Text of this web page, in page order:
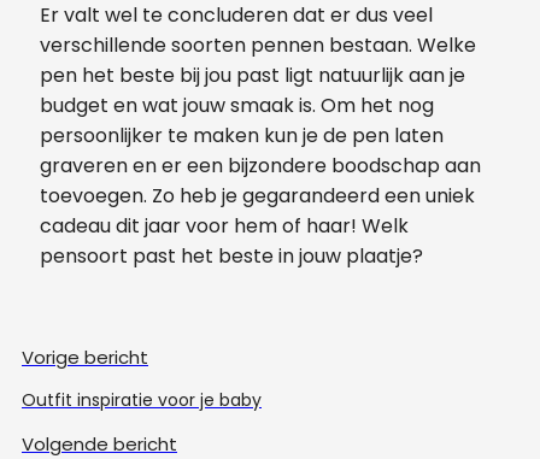
Er valt wel te concluderen dat er dus veel
verschillende soorten pennen bestaan. Welke
pen het beste bij jou past ligt natuurlijk aan je
budget en wat jouw smaak is. Om het nog
persoonlijker te maken kun je de pen laten
graveren en er een bijzondere boodschap aan
toevoegen. Zo heb je gegarandeerd een uniek
cadeau dit jaar voor hem of haar! Welk
pensoort past het beste in jouw plaatje?
Vorige bericht
Outfit inspiratie voor je baby
Volgende bericht